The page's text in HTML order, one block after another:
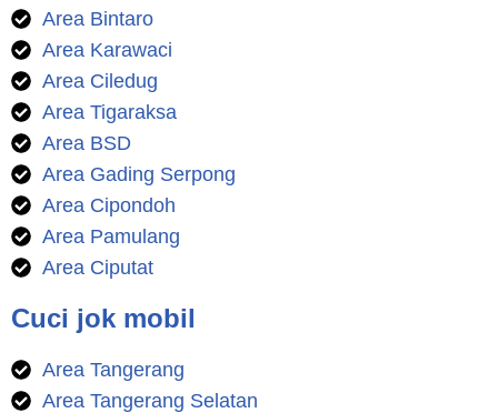
Area Bintaro
Area Karawaci
Area Ciledug
Area Tigaraksa
Area BSD
Area Gading Serpong
Area Cipondoh
Area Pamulang
Area Ciputat
Cuci jok mobil
Area Tangerang
Area Tangerang Selatan